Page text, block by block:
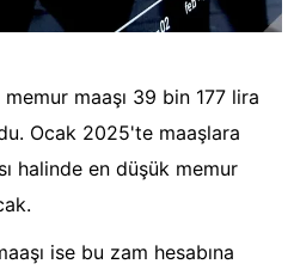
maaşı 39 bin 177 lira
Ocak 2025'te maaşlara
halinde en düşük memur
ise bu zam hesabına